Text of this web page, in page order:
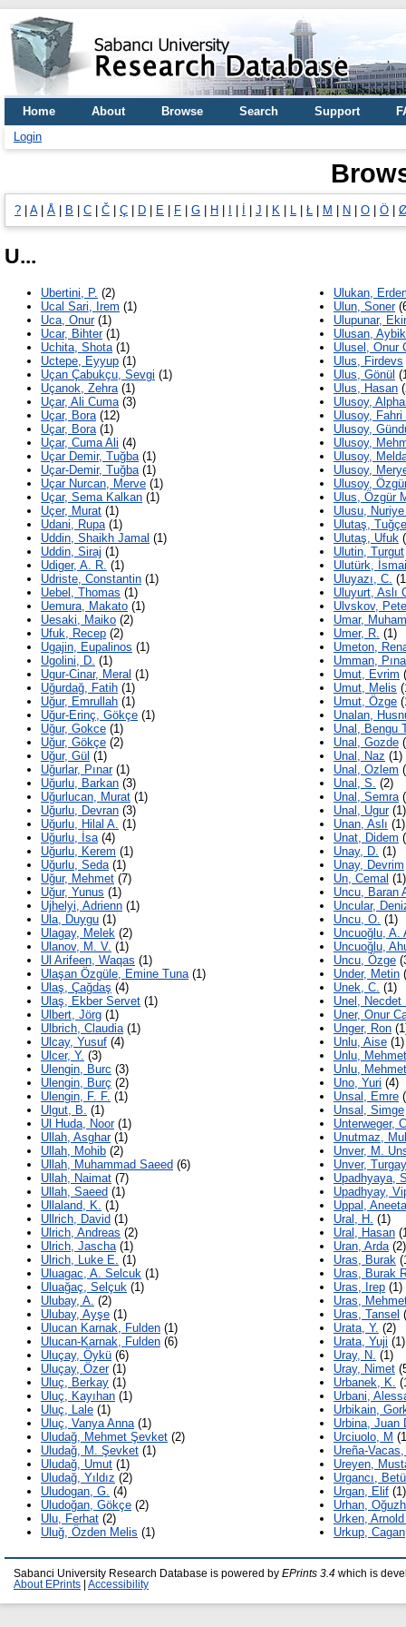
Home About Browse Search Support
Login
? A| Å B C Č Ç D E F G H J K L Ł M N O Ö
U...
Ubertini, P. (2)
Ucal Sari, Irem (1)
Uca, Onur(1)
Ucar, Bihter(1)
Uchita, Shota(1)
Uctepe, Eyyup (1)
Uçan Çabukçu, Sevgi (1)
Uçanok, Zehra(1)
Uçar, Ali Cuma(3)
Uçar, Bora(12)
Uçar, Bora(1)
Uçar, Cuma Ali (4)
Uçar Demir, Tuğba(1)
Uçar-Demir, Tuğba(1)
Uçar Nurcan, Merve (1)
Uçar, Sema Kalkan (1)
Uçer, Murat (1)
Udani, Rupa(1)
Uddin, Shaikh Jamal (1)
Uddin, Siraj (1)
Udiger, A. R. (1)
Udriste, Constantin (1)
Uebel, Thomas (1)
Uemura, Makato (1)
Uesaki, Maiko (2)
Ufuk, Recep (2)
Ugajin, Eupalinos (1)
Ugolini, D. (1)
Ugur-Cinar, Meral (1)
Uğurdağ, Fatih (1)
Uğur, Emrullah (1)
Uğur-Erinç, Gökçe (1)
Uğur, Gokce (1)
Uğur, Gökçe (2)
Uğur, Gül (1)
Uğurlar, Pınar(1)
Uğurlu, Barkan (3)
Uğurlucan, Murat (1)
Uğurlu, Devran (3)
Uğurlu, Hilal A. (1)
Uğurlu, İsa(4)
Uğurlu, Kerem (1)
Uğurlu, Seda(1)
Uğur, Mehmet (7)
Uğur, Yunus (1)
Ujhelyi, Adrienn (1)
Ula, Duygu (1)
Ulagay, Melek (2)
Ulanov, M. V. (1)
Ul Arifeen, Waqas (1)
Ulaşan Özgüle, Emine Tuna(1)
Ulaş, Çağdaş (4)
Ulaş, Ekber Servet (1)
Ulbert, Jörg (1)
Ulbrich, Claudia(1)
Ulcay, Yusuf (4)
Ulcer, Y. (3)
Ulengin, Burc (3)
Ulengin, Burç (2)
Ulengin, F. F. (1)
Ulgut, B. (1)
Ul Huda, Noor(1)
Ullah, Asghar(1)
Ullah, Mohib (2)
Ullah, Muhammad Saeed (6)
Ullah, Naimat (7)
Ullah, Saeed (1)
Ullaland, K. (1)
Ullrich, David (1)
Ulrich, Andreas (2)
Ulrich, Jascha(1)
Ulrich, Luke E. (1)
Uluagac, A. Selcuk (1)
Uluağaç, Selçuk (1)
Ulubay, A. (2)
Ulubay, Ayşe (1)
Ulucan Karnak, Fulden (1)
Ulucan-Karnak, Fulden (6)
Uluçay, Öykü (6)
Uluçay, Özer(1)
Uluç, Berkay (1)
Uluç, Kayıhan (1)
Uluç, Lale (1)
Uluç, Vanya Anna(1)
Uludağ, Mehmet Şevket (2)
Uludağ, M. Şevket (1)
Uludağ, Umut (1)
Uludağ, Yıldız (2)
Uludogan, G. (4)
Uludoğan, Gökçe (2)
Ulu, Ferhat (2)
Uluğ, Özden Melis (1)
Ulukan,
Ulun, Soner
Ulupunar,
Ulusan,
Ulusel, Onur
Ulus, Firdevs
Ulus, Gönül
Ulus, Hasan
Ulusoy,
Ulusoy, Fahri
Ulusoy,
Ulusoy,
Ulusoy,
Ulusoy,
Ulusoy,
Ulus, Özgür
Ulusu,
Ulutaş, Tuğçe
Ulutaş, Ufuk
Ulutin, Turgut
Ulutürk,
Uluyazı, C.
Uluyurt, Aslı
Ulvskov,
Umar,
Umer, R. (1)
Umeton,
Umman,
Umut, Evrim
Umut, Melis
Umut, Özge
Unalan,
Unal, Bengu
Unal, Gozde
Unal, Naz (1)
Unal, Ozlem
Unal, S. (2)
Unal, Semra
Unal, Ugur(1)
Unan, Aslı (1)
Unat, Didem
Unay, D. (1)
Unay, Devrim
Un, Cemal (1)
Uncu, Baran
Uncular,
Uncu, O. (1)
Uncuoğlu, A.
Uncuoğlu,
Uncu, Özge
Under, Metin
Unek, C. (1)
Unel, Necdet
Uner, Onur
Unger, Ron
Unlu, Aise (1)
Unlu, Mehmet
Unlu,
Uno, Yuri (4)
Unsal, Emre
Unsal, Simge
Unterweger,
Unutmaz,
Unver, M.
Unver, Turgay
Upadhyaya,
Upadhyay,
Uppal, Aneeta
Ural, H. (1)
Ural, Hasan
Uran, Arda(2)
Uras, Burak
Uras, Burak
Uras, Irep (1)
Uras,
Uras, Tansel
Urata, Y. (2)
Urata, Yuji (1)
Uray, N. (1)
Uray, Nimet
Urbanek, K.
Urbani,
Urbikain,
Urbina, Juan
Urciuolo, M
Ureña-
Ureyen,
Urgancı,
Urgan, Elif (1)
Urhan,
Urken,
Urkup, Cagan
Sabanci University Research Database is powered by EPrints 3.4 which is
About EPrints
Accessibility